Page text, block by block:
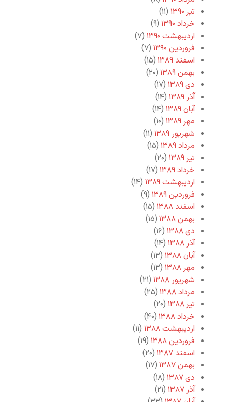
تیر ۱۳۹۰
(۱۱)
خرداد ۱۳۹۰
(۹)
اردیبهشت ۱۳۹۰
(۷)
فروردین ۱۳۹۰
(۷)
اسفند ۱۳۸۹
(۱۵)
بهمن ۱۳۸۹
(۲۰)
دی ۱۳۸۹
(۱۷)
آذر ۱۳۸۹
(۱۴)
آبان ۱۳۸۹
(۱۴)
مهر ۱۳۸۹
(۱۰)
شهریور ۱۳۸۹
(۱۱)
مرداد ۱۳۸۹
(۱۵)
تیر ۱۳۸۹
(۲۰)
خرداد ۱۳۸۹
(۱۷)
اردیبهشت ۱۳۸۹
(۱۴)
فروردین ۱۳۸۹
(۹)
اسفند ۱۳۸۸
(۱۵)
بهمن ۱۳۸۸
(۱۵)
دی ۱۳۸۸
(۱۶)
آذر ۱۳۸۸
(۱۴)
آبان ۱۳۸۸
(۱۳)
مهر ۱۳۸۸
(۱۳)
شهریور ۱۳۸۸
(۲۱)
مرداد ۱۳۸۸
(۲۵)
تیر ۱۳۸۸
(۲۰)
خرداد ۱۳۸۸
(۴۰)
اردیبهشت ۱۳۸۸
(۱۱)
فروردین ۱۳۸۸
(۱۹)
اسفند ۱۳۸۷
(۲۰)
بهمن ۱۳۸۷
(۱۷)
دی ۱۳۸۷
(۱۸)
آذر ۱۳۸۷
(۲۱)